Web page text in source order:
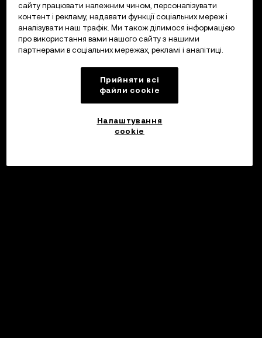
сайту працювати належним чином, персоналізувати
контент і рекламу, надавати функції соціальних мереж і
аналізувати наш трафік. Ми також ділимося інформацією
про використання вами нашого сайту з нашими
партнерами в соціальних мережах, рекламі і аналітиці.
Прийняти всі
файли сookie
Налаштування
cookie